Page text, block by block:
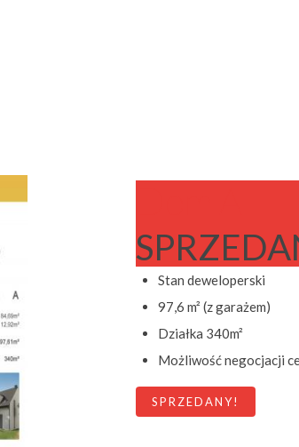
Stan deweloperski
97,6 m² (z garażem)
Działka 340m²
Możliwość negocjacji
SPRZEDANY!